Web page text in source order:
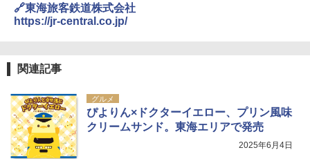
🔗東海旅客鉄道株式会社
https://jr-central.co.jp/
関連記事
グルメ
ぴよりん×ドクターイエロー、プリン風味
クリームサンド。東海エリアで発売
2025年6月4日